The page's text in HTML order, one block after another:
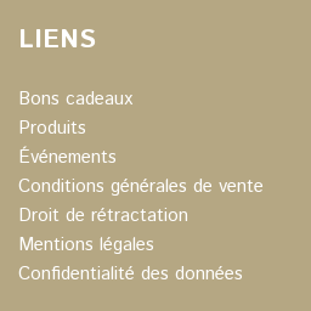
LIENS
Bons cadeaux
Produits
Événements
Conditions générales de vente
Droit de rétractation
Mentions légales
Confidentialité des données